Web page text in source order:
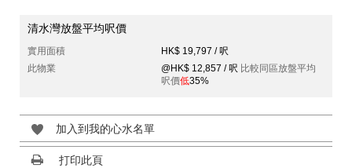
清水灣放盤平均呎價
實用面積
HK$ 19,797 / 呎
此物業
@HK$ 12,857 / 呎 比較同區放盤平均
呎價低35%
加入到我的心水名單
打印此頁